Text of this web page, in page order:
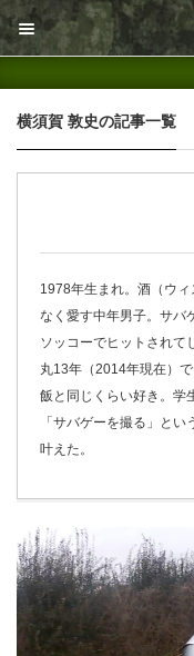
横須賀 敦史の記事一覧
1978年生まれ。酒（ウ
なく愛す中年男子。サバ
ソッコーでヒットされて
丸13年（2014年現在）
飯と同じくらい好き。学
「サバゲーを撮る」と
叶えた。